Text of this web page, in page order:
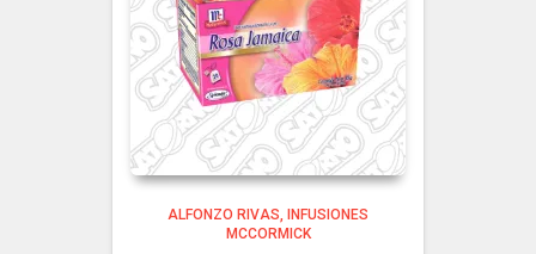
ALFONZO RIVAS
INFUSIONES
MCCORMICK